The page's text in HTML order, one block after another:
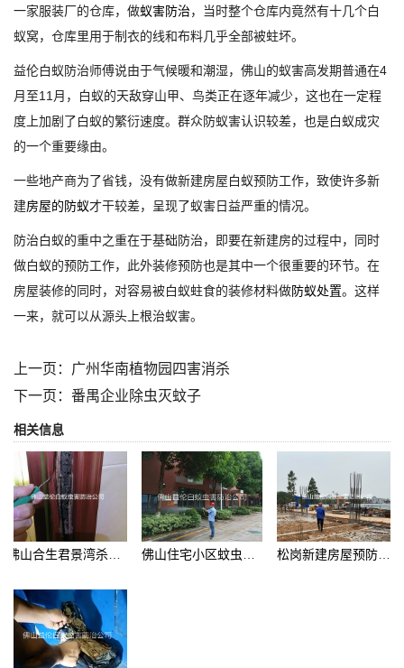
一家服装厂的仓库，做蚁害防治，当时整个仓库内竟然有十几个白
蚁窝，仓库里用于制衣的线和布料几乎全部被蛀坏。
益伦白蚁防治师傅说由于气候暖和潮湿，佛山的蚁害高发期普通在4
月至11月，白蚁的天敌穿山甲、鸟类正在逐年减少，这也在一定程
度上加剧了白蚁的繁衍速度。群众防蚁害认识较差，也是白蚁成灾
的一个重要缘由。
一些地产商为了省钱，没有做新建房屋白蚁预防工作，致使许多新
建房屋的防蚁才干较差，呈现了蚁害日益严重的情况。
防治白蚁的重中之重在于基础防治，即要在新建房的过程中，同时
做白蚁的预防工作，此外装修预防也是其中一个很重要的环节。在
房屋装修的同时，对容易被白蚁蛀食的装修材料做防蚁处置。这样
一来，就可以从源头上根治蚁害。
上一页： 广州华南植物园四害消杀
下一页： 番禺企业除虫灭蚊子
相关信息
松岗新建房屋预防白蚁